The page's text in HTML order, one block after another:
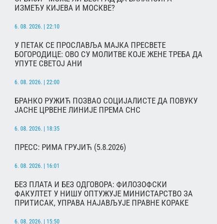
ИЗМЕЂУ КИЈЕВА И МОСКВЕ?
6. 08. 2026. | 22:10
У ПЕТАК СЕ ПРОСЛАВЉА МАЈКА ПРЕСВЕТЕ
БОГОРОДИЦЕ: ОВО СУ МОЛИТВЕ КОЈЕ ЖЕНЕ ТРЕБА ДА
УПУТЕ СВЕТОЈ АНИ
6. 08. 2026. | 22:00
БРАНКО РУЖИЋ ПОЗВАО СОЦИЈАЛИСТЕ ДА ПОВУКУ
ЈАСНЕ ЦРВЕНЕ ЛИНИЈЕ ПРЕМА СНС
6. 08. 2026. | 18:35
ПРЕСС: РИМА ГРУЈИЋ (5.8.2026)
6. 08. 2026. | 16:01
БЕЗ ПЛАТА И БЕЗ ОДГОВОРА: ФИЛОЗОФСКИ
ФАКУЛТЕТ У НИШУ ОПТУЖУЈЕ МИНИСТАРСТВО ЗА
ПРИТИСАК, УПРАВА НАЈАВЉУЈЕ ПРАВНЕ КОРАКЕ
6. 08. 2026. | 15:50